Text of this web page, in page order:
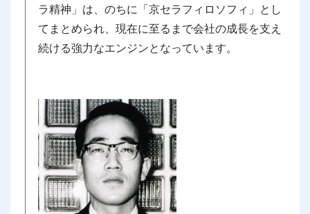
ラ精神」は、のちに「京セラフィロソフィ」とし
てまとめられ、現在に至るまで会社の成長を支え
続ける強力なエンジンとなっています。